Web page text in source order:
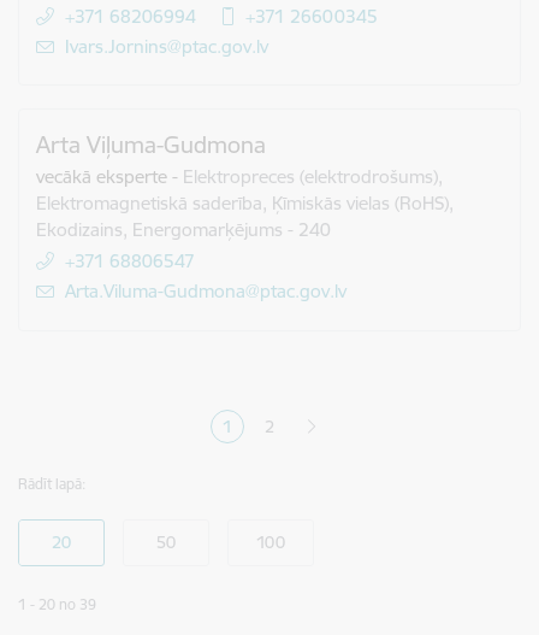
+371 68206994
+371 26600345
E-pasts:
Ivars.Jornins@ptac.gov.lv
Arta Viļuma-Gudmona
vecākā eksperte - Elektropreces (elektrodrošums),
Elektromagnetiskā saderība, Ķīmiskās vielas (RoHS),
Ekodizains, Energomarķējums - 240
+371 68806547
E-pasts:
Arta.Viluma-Gudmona@ptac.gov.lv
Pašreizējā lapa
1 Lapa
2
Rādīt lapā:
1 - 20 no 39